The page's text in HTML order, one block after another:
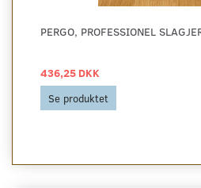
PERGO, PROFESSIONEL
436,25 DKK
Se produktet